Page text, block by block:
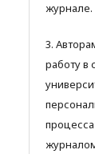
журнале.
3.
работу в